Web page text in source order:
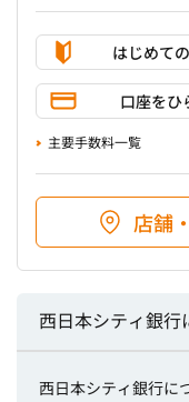
はじめて
口座をひ
主要手数料一覧
店舗
西日本シティ銀行
西日本シティ銀行に